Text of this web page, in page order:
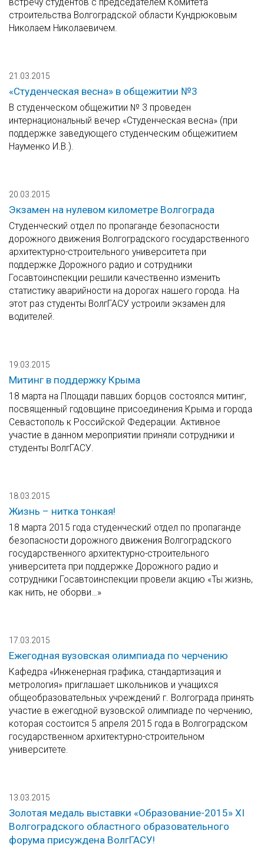
встречу студентов с председателем Комитета
строительства Волгоградской области Кундрюковым
Николаем Николаевичем.
21.03.2015
«Студенческая весна» в общежитии №3
В студенческом общежитии № 3 проведен
интернациональный вечер «Студенческая весна» (при
поддержке заведующего студенческим общежитием
Науменко И.В.).
20.03.2015
Экзамен на нулевом километре Волгограда
Студенческий отдел по пропаганде безопасности
дорожного движения Волгоградского государственного
архитектурно-строительного университета при
поддержке Дорожного радио и сотрудники
Госавтоинспекции решили качественно изменить
статистику аварийности на дорогах нашего города. На
этот раз студенты ВолгГАСУ устроили экзамен для
водителей.
19.03.2015
Митинг в поддержку Крыма
18 марта на Площади павших борцов состоялся митинг,
посвященный годовщине присоединения Крыма и города
Севастополь к Российской Федерации. Активное
участие в данном мероприятии приняли сотрудники и
студенты ВолгГАСУ.
18.03.2015
Жизнь – нитка тонкая!
18 марта 2015 года студенческий отдел по пропаганде
безопасности дорожного движения Волгоградского
государственного архитектурно-строительного
университета при поддержке Дорожного радио и
сотрудники Госавтоинспекции провели акцию «Ты жизнь,
как нить, не оборви…»
17.03.2015
Ежегодная вузовская олимпиада по черчению
Кафедра «Инженерная графика, стандартизация и
метрология» приглашает школьников и учащихся
общеобразовательных учреждений г. Волгограда принять
участие в ежегодной вузовской олимпиаде по черчению,
которая состоится 5 апреля 2015 года в Волгоградском
государственном архитектурно-строительном
университете.
13.03.2015
Золотая медаль выставки «Образование-2015» XI
Волгоградского областного образовательного
форума присуждена ВолгГАСУ!